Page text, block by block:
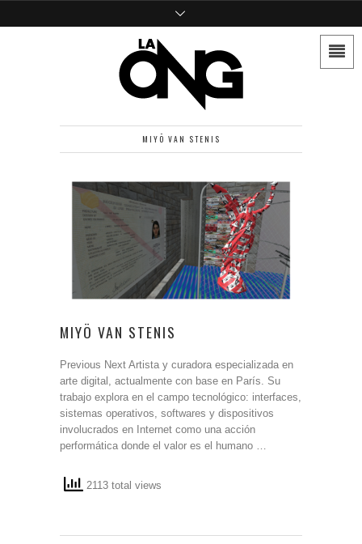
MIYÖ VAN STENIS
MIYÖ VAN STENIS
Previous Next Artista y curadora especializada en
arte digital, actualmente con base en París. Su
trabajo explora en el campo tecnológico: interfaces,
sistemas operativos, softwares y dispositivos
involucrados en Internet como una acción
performática donde el valor es el humano …
2113 total views